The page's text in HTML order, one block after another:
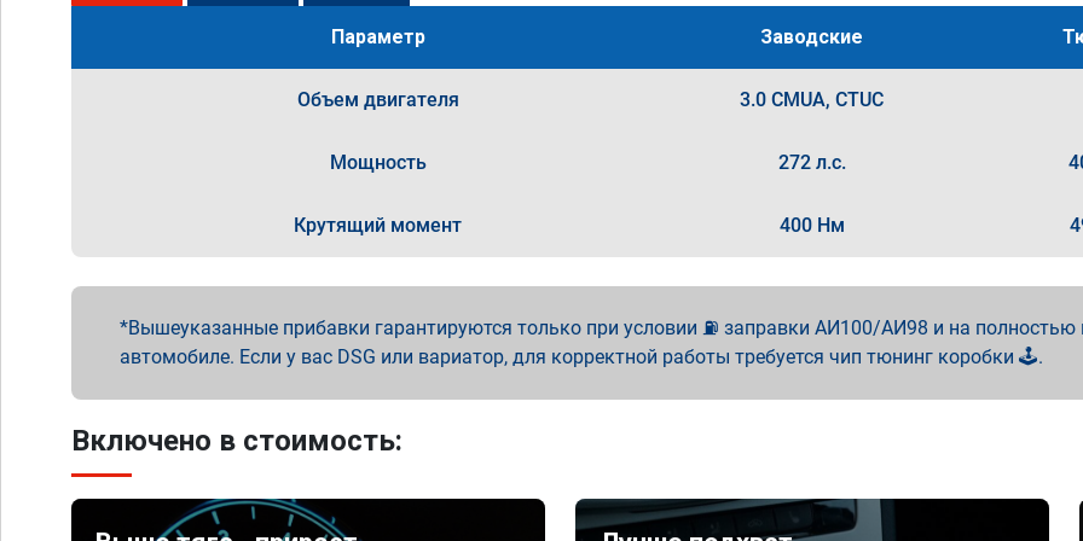
Параметр Заводские
Объем двигателя 3.0 CMUA, CTUC
Мощность 272 л.с.
Крутящий момент 400 Нм
Вышеуказанные прибавки гарантируются только при условии ⛽ заправки АИ100/АИ98 и на
автомобиле. Если у вас DSG или вариатор, для корректной работы требуется чип тюнинг коробки 🕹️.
Включено в стоимость: